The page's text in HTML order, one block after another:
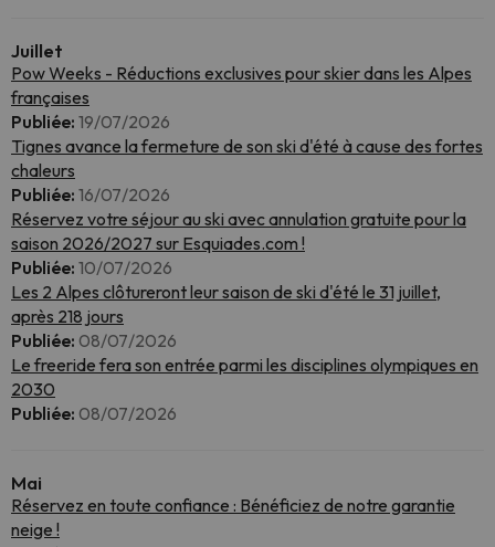
Juillet
Pow Weeks - Réductions exclusives pour skier dans les Alpes
françaises
Publiée: 19/07/2026
Tignes avance la fermeture de son ski d'été à cause des fortes
chaleurs
Publiée: 16/07/2026
Réservez votre séjour au ski avec annulation gratuite pour la
saison 2026/2027 sur Esquiades.com !
Publiée: 10/07/2026
Les 2 Alpes clôtureront leur saison de ski d'été le 31 juillet,
après 218 jours
Publiée: 08/07/2026
Le freeride fera son entrée parmi les disciplines olympiques en
2030
Publiée: 08/07/2026
Mai
Réservez en toute confiance : Bénéficiez de notre garantie
neige !